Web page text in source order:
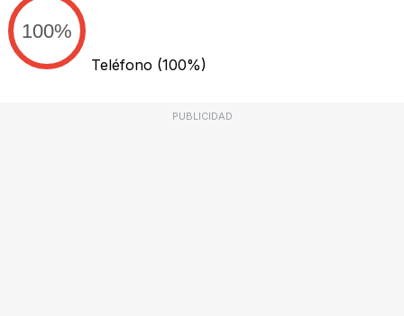
100%
Teléfono (100%)
PUBLICIDAD